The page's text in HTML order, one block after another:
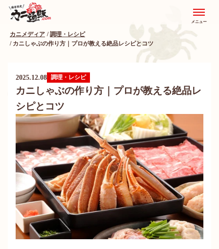
メニュー
カニメディア
調理・レシピ
カニしゃぶの作り方｜プロが教える絶品レシピとコツ
2025.12.08 調理・レシピ
カニしゃぶの作り方｜プロが教える絶品レ
シピとコツ